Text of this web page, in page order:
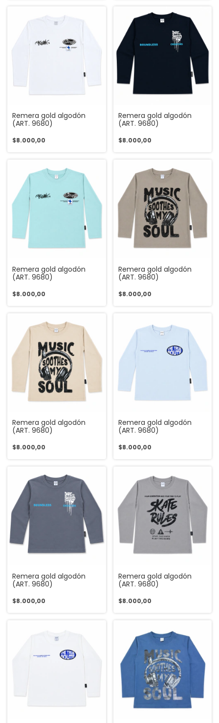
Remera gold algodón
(ART. 9680)
$8.000,00
Remera gold algodón
(ART. 9680)
$8.000,00
Remera gold algodón
(ART. 9680)
$8.000,00
Remera gold algodón
(ART. 9680)
$8.000,00
Remera gold algodón
(ART. 9680)
$8.000,00
Remera gold algodón
(ART. 9680)
$8.000,00
Remera gold algodón
(ART. 9680)
$8.000,00
Remera gold algodón
(ART. 9680)
$8.000,00